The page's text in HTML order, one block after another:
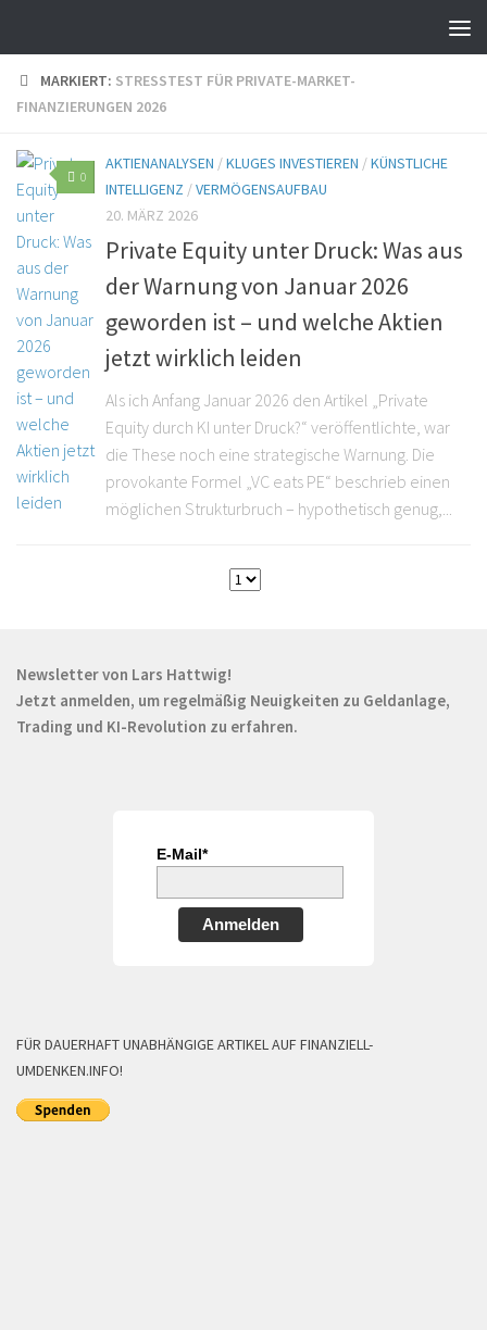
MARKIERT: STRESSTEST FÜR PRIVATE-MARKET-
FINANZIERUNGEN 2026
0
AKTIENANALYSEN /KLUGES INVESTIEREN /KÜNSTLICHE
INTELLIGENZ /VERMÖGENSAUFBAU
20. MÄRZ 2026
Private Equity unter Druck: Was aus
der Warnung von Januar 2026
geworden ist – und welche Aktien
jetzt wirklich leiden
Als ich Anfang Januar 2026 den Artikel „Private
Equity durch KI unter Druck?“ veröffentlichte, war
die These noch eine strategische Warnung. Die
provokante Formel „VC eats PE“ beschrieb einen
möglichen Strukturbruch – hypothetisch genug,...
Newsletter von Lars Hattwig!
Jetzt anmelden, um regelmäßig Neuigkeiten zu Geldanlage,
Trading und KI-Revolution zu erfahren.
E-Mail*
Anmelden
FÜR DAUERHAFT UNABHÄNGIGE ARTIKEL AUF FINANZIELL-
UMDENKEN.INFO!